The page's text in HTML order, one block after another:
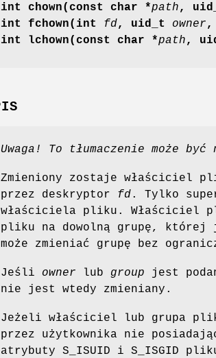
int chown(const char *path,
int fchown(int fd, uid_t owner,
int lchown(const char *path,
Uwaga! To tłumaczenie może
Zmieniony zostaje właściciel
przez deskryptor fd. Tylko
właściciela pliku. Właściciel
pliku na dowolną grupę, której
może zmieniać grupę bez
Jeśli owner lub group jest
nie jest wtedy zmieniany.
Jeżeli właściciel lub grupa
przez użytkownika nie
atrybuty S_ISUID i S_ISGID